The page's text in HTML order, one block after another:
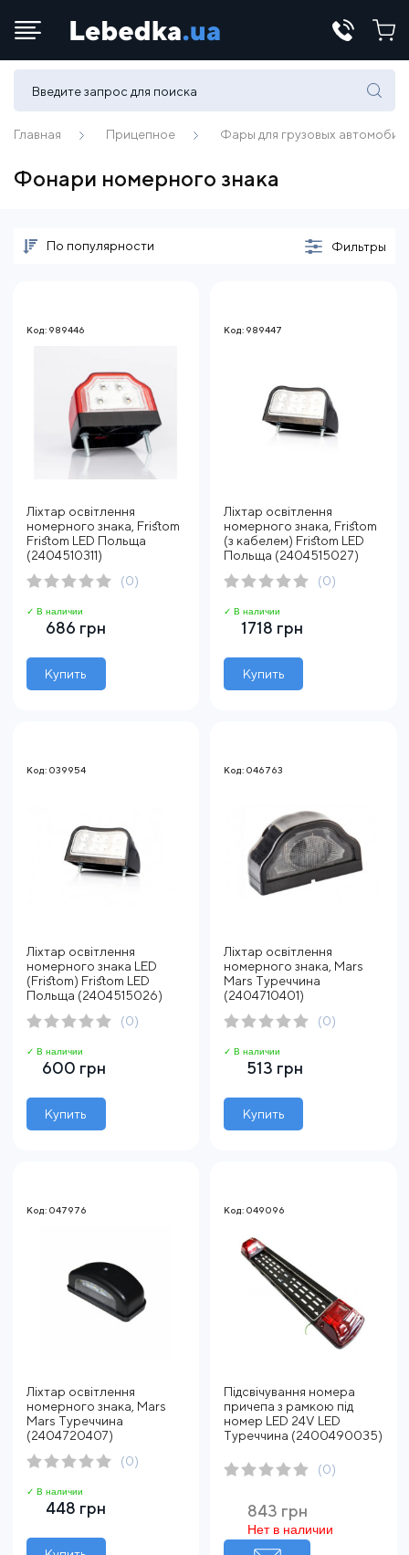
Телефоны:
(067) 430 82-15
Главная Прицепное Фары для грузовых
Фонари номерного знака
По популярности Фильтры
Код: 989446
Ліхтар освітлення
номерного знака, Fristom
Fristom LED Польща
(2404510311)
(0)
✓ В наличии
686 грн
Купить
Код: 989447
Ліхтар освітлення
номерного знака, Fristom
(з кабелем) Fristom LED
Польща (2404515027)
(0)
✓ В наличии
1718 грн
Купить
Код: 039954
Ліхтар освітлення
номерного знака LED
(Fristom) Fristom LED
Польща (2404515026)
(0)
✓ В наличии
600 грн
Купить
Код: 046763
Ліхтар освітлення
номерного знака, Mars
Mars Туреччина
(2404710401)
(0)
✓ В наличии
513 грн
Купить
Код: 047976
Ліхтар освітлення
номерного знака, Mars
Mars Туреччина
(2404720407)
(0)
✓ В наличии
448 грн
Код: 049096
Підсвічування номера
причепа з рамкою під
номер LED 24V LED
Туреччина (2400490035)
(0)
843 грн
Нет в наличии